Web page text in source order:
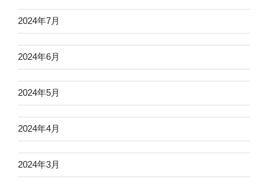
2024年7月
2024年6月
2024年5月
2024年4月
2024年3月